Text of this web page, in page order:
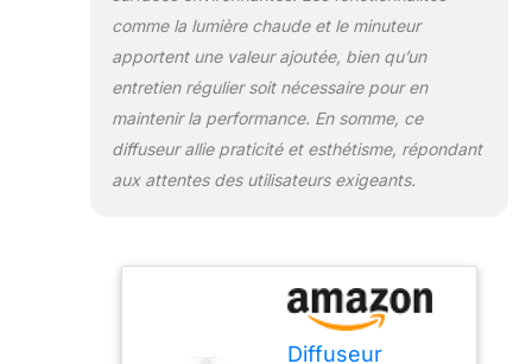
apportera de la
noire, calme votre
esprit. Utiliser une
lumière chaude 2 à
3 heures avant le
coucher aide à
détendre le corps, à
l'horloge biologique
et à améliorer la
qualité du sommeil.
comme la lumière chaude et le minuteur
apportent une valeur ajoutée, bien qu’un
entretien régulier soit nécessaire pour en
maintenir la performance. En somme, ce
diffuseur allie praticité et esthétisme, répondant
aux attentes des utilisateurs exigeants.
Diffuseur